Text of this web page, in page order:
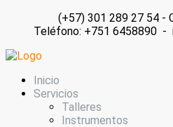
(+57) 301 289 27 54 -
Teléfono: +751 6458890 -
Inicio
Servicios
Talleres
Instrumentos